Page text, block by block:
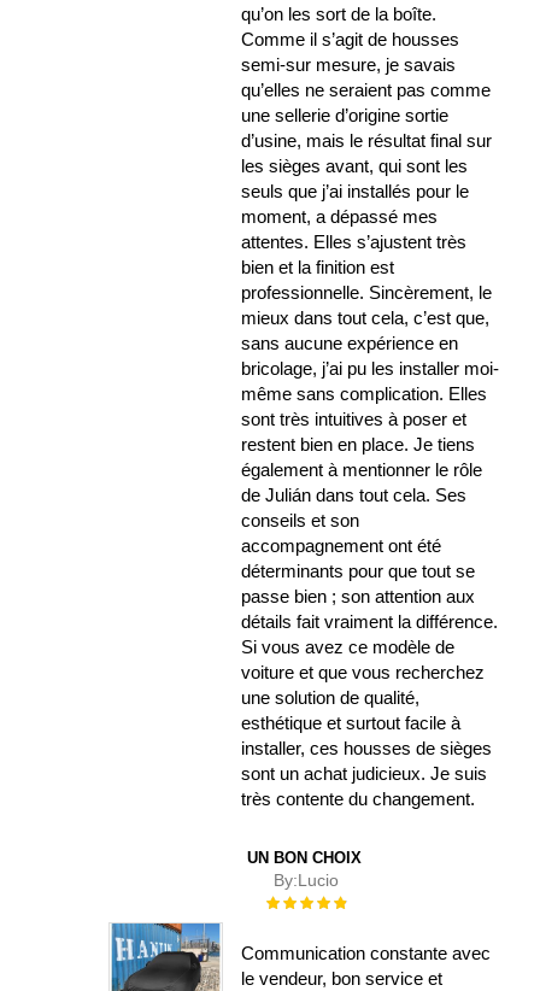
qu’on les sort de la boîte.
Comme il s’agit de housses
semi-sur mesure, je savais
qu’elles ne seraient pas comme
une sellerie d’origine sortie
d’usine, mais le résultat final sur
les sièges avant, qui sont les
seuls que j’ai installés pour le
moment, a dépassé mes
attentes. Elles s’ajustent très
bien et la finition est
professionnelle. Sincèrement, le
mieux dans tout cela, c’est que,
sans aucune expérience en
bricolage, j’ai pu les installer moi-
même sans complication. Elles
sont très intuitives à poser et
restent bien en place. Je tiens
également à mentionner le rôle
de Julián dans tout cela. Ses
conseils et son
accompagnement ont été
déterminants pour que tout se
passe bien ; son attention aux
détails fait vraiment la différence.
Si vous avez ce modèle de
voiture et que vous recherchez
une solution de qualité,
esthétique et surtout facile à
installer, ces housses de sièges
sont un achat judicieux. Je suis
très contente du changement.
UN BON CHOIX
By:Lucio
Évaluation :
Communication constante avec
le vendeur, bon service et